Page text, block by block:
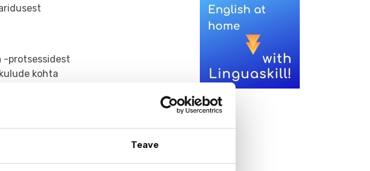
Teave
-protsessidest
kohta
oma koht.